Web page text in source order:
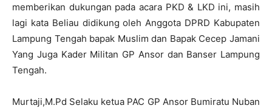
memberikan dukungan pada acara PKD & LKD ini, masih
lagi kata Beliau didikung oleh Anggota DPRD Kabupaten
Lampung Tengah bapak Muslim dan Bapak Cecep Jamani
Yang Juga Kader Militan GP Ansor dan Banser Lampung
Tengah.
Murtaji,M.Pd Selaku ketua PAC GP Ansor Bumiratu Nuban